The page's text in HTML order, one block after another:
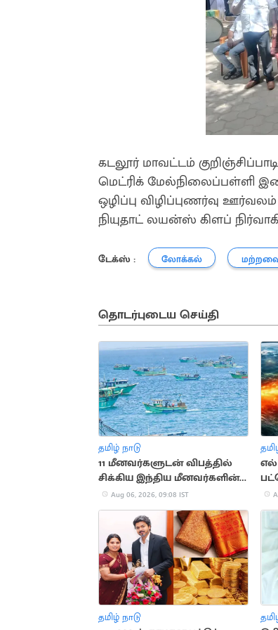
கடலூர் மாவட்டம்
மெட்ரிக் மேல்நிலைப்பள்ளி
ஒழிப்பு விழிப்புணர்வு
நியுதாட் லயன்ஸ் கிளப்
டேக்ஸ் : லோக்கல்
தொடர்புடைய செய்தி
தமிழ் நாடு
11 மீனவர்களுடன் விபத்தில்
சிக்கிய இந்திய மீனவர்களின்
படகுAug 06, 2026, 09:08 IST
எல்
தமிழ் நாடு